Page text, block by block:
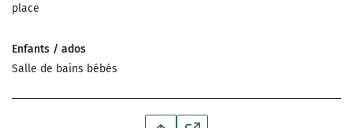
place
Enfants / ados
Salle de bains bébés